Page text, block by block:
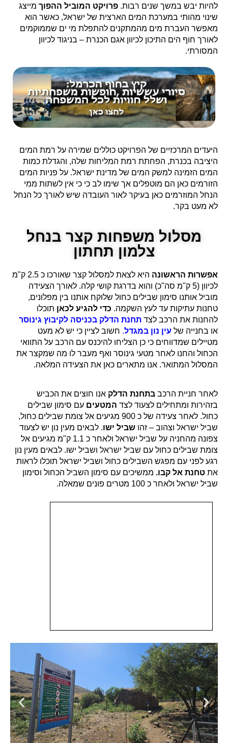
להיות יבש במשך שנים רבות. פרויקט המוביל ההפוך מייצג
שינוי מהותי במערכת המים הארצית של ישראל, כאשר הוא
מאפשר העברת מים מהמתקנים להתפלת מי ים שממוקמים
לאורך חוף הים התיכון לכיוון אגם הכנרת – בניגוד לכיוון
המסורתי.
היעדים המרכזיים של הפרויקט כוללים שמירה על רמת המים
היציבה בכנרת, הפחתת רמת המליחות שלה, והגדלת כמות
המים הזמינה למשק המים של מדינת ישראל. על פניות המים
הזורמים כאן הם מוטפלים אך שימו לב כי כי אין לשתות ממי
הנחל המוזרמים כאן בעיקר לאור העובדה שיש לאורך כל הנחל
לא מעט בקר.
מסלול משפחות קצר בנחל
צלמון תחתון
אפשרות הראשונה
היא לצאת למסלול קצר שאורכו כ 2.5 ק"מ
לכיוון (5 ק"מ סה"כ) והוא בדרגת קושי קלה. לאורך הצעידה
מוביל אותנו סימון שבילים כחול שלוקח אותנו בין מפלונים,
טחנות עתיקות עד לעץ השקמה. כדי להגיע לכאן תוכלו
להחנות את הרכב לצד תחנת הדלק בכניסה לקיבוץ גינוסר
או בחנייה של עין נון במגדל. חשוב לציין כי יש לא מעט
מטיילים שמדווחים כי כן הצליחו להיכנס עם הרכב על התוואי
הכחול והחנו לאחר מטעי גינוסר ואף מעבר לו מה שמקצר את
המסלול המתואר. אנו מתארים כאן את הצעידה המלאה.
לאחר חניית הרכב בתחנת הדלק אנו חוצים את הכביש
בזהירות ומתחילים לצעוד לצד המטעים עם סימון שבילים
כחול. לאחר צעידה של כ 900 מגיעים אל צומת שבילים כחול,
שביל ישראל וצהוב – זהו שביל ישו. לבאים מעין נון יש לצעוד
צפונה מהחניה על שביל ישראל ולאחר כ 1.1 ק"מ מגיעים אל
צומת שבילים כחול עם שביל ישראל ושביל ישו. לבאים מעין נון
רגע לפני עם מפגש השבילים כחול ושביל ישראל תוכלו לראות
את טחנת אל קבו. ממשיכים עם סימון השביל הכחול וסימון
שביל ישראל ולאחר כ 100 מטרים פונים שמאלה.